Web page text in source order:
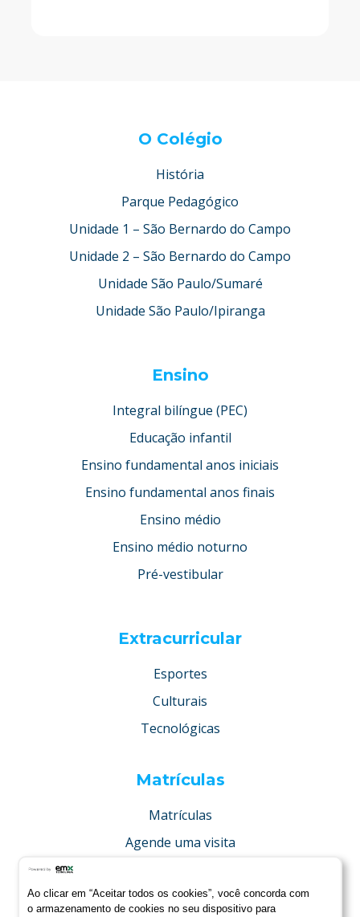
O Colégio
História
Parque Pedagógico
Unidade 1 – São Bernardo do Campo
Unidade 2 – São Bernardo do Campo
Unidade São Paulo/Sumaré
Unidade São Paulo/Ipiranga
Ensino
Integral bilíngue (PEC)
Educação infantil
Ensino fundamental anos iniciais
Ensino fundamental anos finais
Ensino médio
Ensino médio noturno
Pré-vestibular
Extracurricular
Esportes
Culturais
Tecnológicas
Matrículas
Matrículas
Agende uma visita
Condições especiais
Ao clicar em “Aceitar todos os cookies”, você concorda com
o armazenamento de cookies no seu dispositivo para